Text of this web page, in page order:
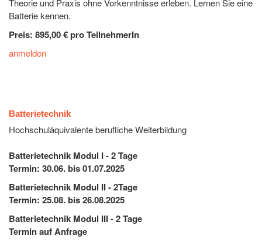
Theorie und Praxis ohne Vorkenntnisse erleben. Lernen Sie eine
Batterie kennen.
Preis: 895,00 € pro TeilnehmerIn
anmelden
Batterietechnik
Hochschuläquivalente berufliche Weiterbildung
Batterietechnik Modul I - 2 Tage
Termin: 30.06. bis 01.07.2025
Batterietechnik Modul II - 2Tage
Termin: 25.08. bis 26.08.2025
Batterietechnik Modul III - 2 Tage
Termin auf Anfrage